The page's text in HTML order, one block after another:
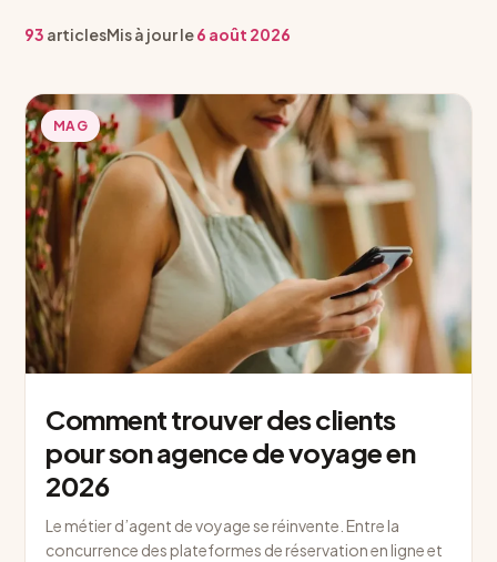
93 articlesMis à jour le6 août 2026
MAG
Comment trouver des clients
pour son agence de voyage en
2026
Le métier d’agent de voyage se réinvente. Entre la
concurrence des plateformes de réservation en ligne et